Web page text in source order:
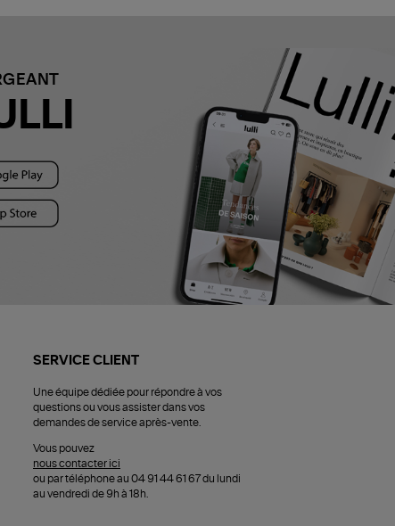
SERVICE CLIENT
Une équipe dédiée pour répondre à vos
questions ou vous assister dans vos
demandes de service après-vente.
Vous pouvez
nous contacter ici
ou par téléphone au 04 91 44 61 67 du lundi
au vendredi de 9h à 18h.